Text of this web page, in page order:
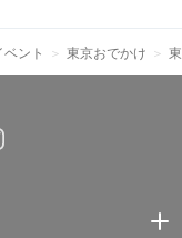
ント 東京おでかけ